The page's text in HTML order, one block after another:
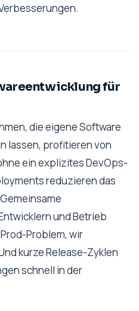
für
die eigene Software
lassen, profitieren von
ein explizites DevOps-
reduzieren das
und Betrieb
Problem, wir
kurze Release-Zyklen
schnell in der